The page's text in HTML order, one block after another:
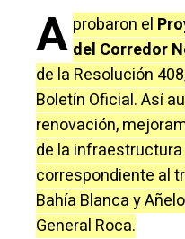
A probaron el
del Corredor
de la Resolución
Boletín Oficial. Así
renovación,
de la
correspondiente al
Bahía Blanca y
General Roca.